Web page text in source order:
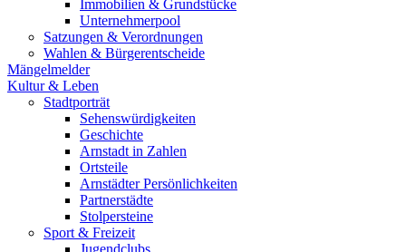
Immobilien & Grundstücke
Unternehmerpool
Satzungen & Verordnungen
Wahlen & Bürgerentscheide
Mängelmelder
Kultur & Leben
Stadtporträt
Sehenswürdigkeiten
Geschichte
Arnstadt in Zahlen
Ortsteile
Arnstädter Persönlichkeiten
Partnerstädte
Stolpersteine
Sport & Freizeit
Jugendclubs